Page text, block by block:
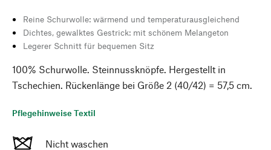
Reine Schurwolle: wärmend und temperaturausgleichend
Dichtes, gewalktes Gestrick: mit schönem Melangeton
Legerer Schnitt für bequemen Sitz
100% Schurwolle. Steinnussknöpfe. Hergestellt in
Tschechien. Rückenlänge bei Größe 2 (40/42) = 57,5 cm.
Pflegehinweise Textil
Nicht waschen